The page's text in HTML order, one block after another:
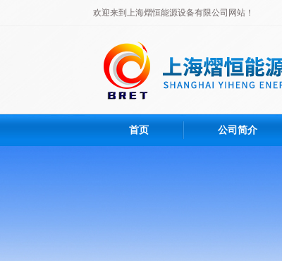
欢迎来到上海熠恒能源设备有限公司网站！
首页 公司简介